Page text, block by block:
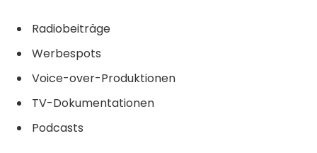
Radiobeiträge
Werbespots
Voice-over-Produktionen
TV-Dokumentationen
Podcasts